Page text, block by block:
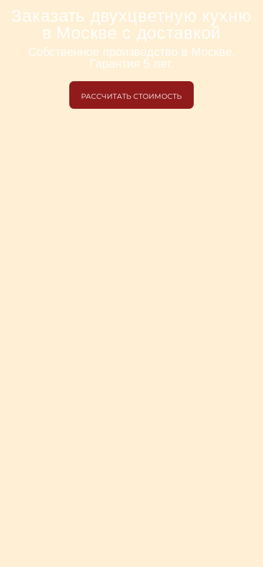
Заказать двухцветную кухню
в Москве с доставкой
Собственное производство в Москве.
Гарантия 5 лет.
РАССЧИТАТЬ СТОИМОСТЬ